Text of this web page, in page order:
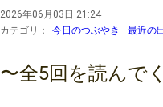
2026年06月03日 21:24
カテゴリ：
今日のつぶやき 最近の
〜全5回を読んで